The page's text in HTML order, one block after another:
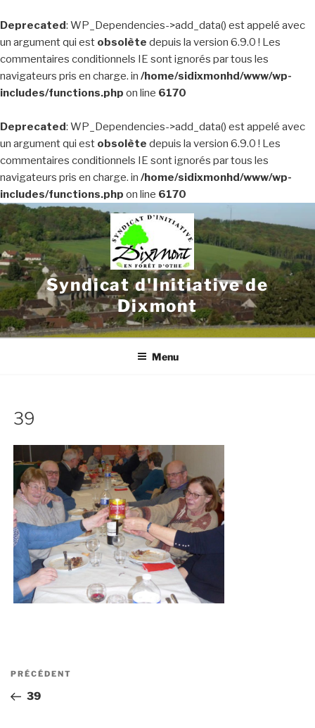
Deprecated: WP_Dependencies->add_data() est appelé avec
un argument qui est obsolète depuis la version 6.9.0 ! Les
commentaires conditionnels IE sont ignorés par tous les
navigateurs pris en charge. in /home/sidixmonhd/www/wp-
includes/functions.php on line 6170
Deprecated: WP_Dependencies->add_data() est appelé avec
un argument qui est obsolète depuis la version 6.9.0 ! Les
commentaires conditionnels IE sont ignorés par tous les
navigateurs pris en charge. in /home/sidixmonhd/www/wp-
includes/functions.php on line 6170
Aller
au
contenu
principal
Syndicat d'Initiative de
Dixmont
Menu
39
Navigation
l’article
Article
précédent
PRÉCÉDENT
39